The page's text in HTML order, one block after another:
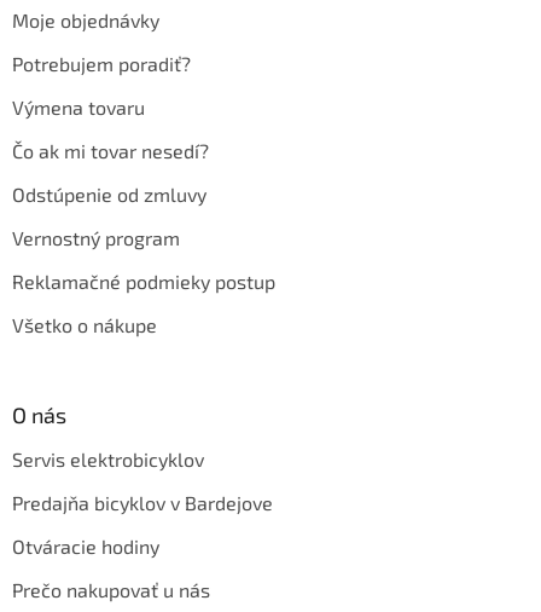
Moje objednávky
Potrebujem poradiť?
Výmena tovaru
Čo ak mi tovar nesedí?
Odstúpenie od zmluvy
Vernostný program
Reklamačné podmieky postup
Všetko o nákupe
O nás
Servis elektrobicyklov
Predajňa bicyklov v Bardejove
Otváracie hodiny
Prečo nakupovať u nás